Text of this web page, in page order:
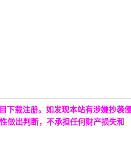
下载注册。如发现本站有涉嫌抄袭
做出判断，不承担任何财产损失和